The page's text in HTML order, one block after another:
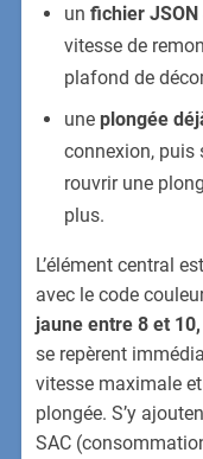
unfichier JSON
vitesse de
plafond de
uneplongée
connexion, puis
rouvrir une
plus.
L’élément central
avec le code
jaune entre 8 et
se repèrent
vitesse maximale
plongée. S’y
SAC